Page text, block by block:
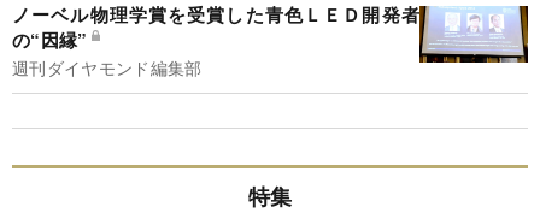
ノーベル物理学賞を受賞した青色ＬＥＤ開発者
の“因縁”
週刊ダイヤモンド編集部
特集